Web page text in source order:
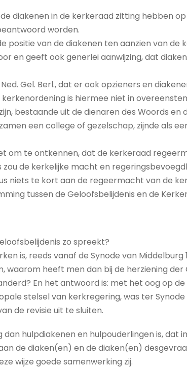
diakenen in de kerkeraad zitting hebben
worden.
positie van de diakenen ten aanzien van de
en geeft ook generlei aanwijzing, dat
Gel. Berl., dat er ook opzieners en
is hiermee niet in
bestaande uit de dienaren des Woords en
een college of gezelschap, zijnde als
om te ontkennen, dat de kerkeraad
de kerkelijke macht en
niets te kort aan de regeermacht van de
tussen de Geloofsbelijdenis en de
zo spreekt?
is, reeds vanaf de Synode van
waarom heeft men dan bij de herziening der
En het antwoord is: met het oog op
stelsel van kerkregering, was ter
de revisie uit te sluiten.
dan hulpdiakenen en hulpouderlingen is, dat
de diaken(en) en de diaken(en)
wijze goede samenwerking zij.